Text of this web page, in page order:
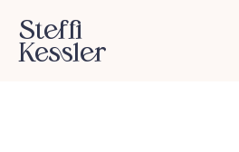
Steffi
Kessler